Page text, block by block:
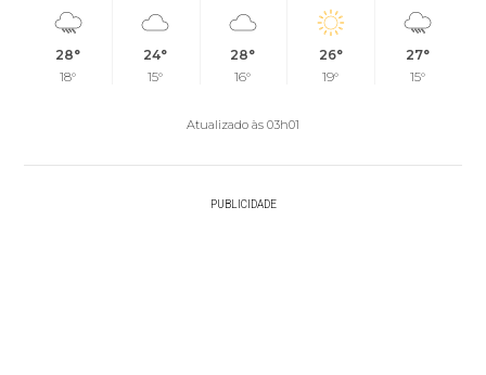
28°
18°
24°
15°
28°
16°
26°
19°
27°
15°
Atualizado às 03h01
PUBLICIDADE